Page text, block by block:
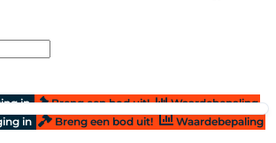
in Breng een bod uit!
Waardebepaling
in
Breng een bod uit! Waardebepaling